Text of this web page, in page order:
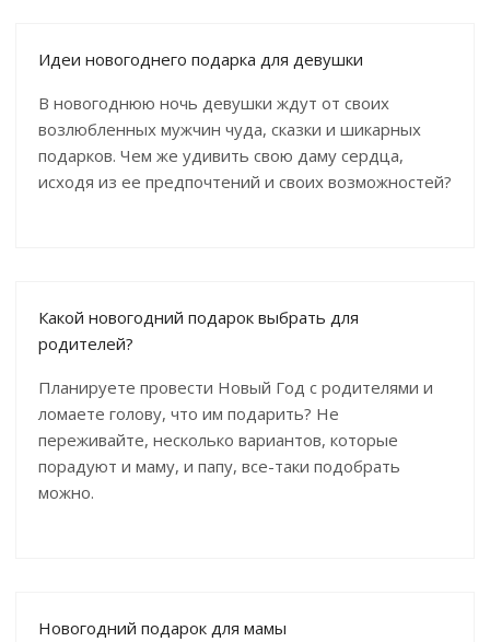
Идеи новогоднего подарка для девушки
В новогоднюю ночь девушки ждут от своих
возлюбленных мужчин чуда, сказки и шикарных
подарков. Чем же удивить свою даму сердца,
исходя из ее предпочтений и своих возможностей?
Какой новогодний подарок выбрать для
родителей?
Планируете провести Новый Год с родителями и
ломаете голову, что им подарить? Не
переживайте, несколько вариантов, которые
порадуют и маму, и папу, все-таки подобрать
можно.
Новогодний подарок для мамы